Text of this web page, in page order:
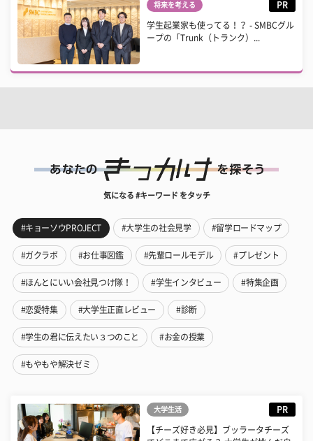
将来を考える PR
学生起業家も使ってる！？ - SMBCグル
ープの「Trunk（トランク）...
気になる #キーワード をタッチ
#キョーソウPROJECT #大学生の社会見学 #留学ロードマップ
#ガクラボ #お仕事図鑑 #先輩ロールモデル #プレゼント
#ほんとにいい会社見つけ隊！ #学生インタビュー #特集企画
#恋愛特集 #大学生正直レビュー #診断
#学生の君に伝えたい３つのこと #お金の授業
#もやもや解決ゼミ
大学生活 PR
【チーズ好き必見】ブッラータチーズ